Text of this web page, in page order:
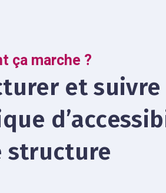
ça marche ?
et suivre
structure